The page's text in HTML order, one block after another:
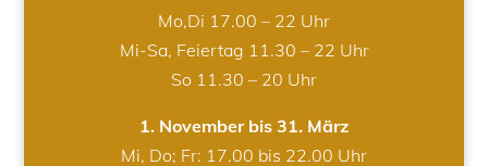
Mo,Di 17.00 – 22 Uhr
Mi-Sa, Feiertag 11.30 – 22 Uhr
So 11.30 – 20 Uhr
1. November bis 31. März
Mi, Do; Fr: 17.00 bis 22.00 Uhr